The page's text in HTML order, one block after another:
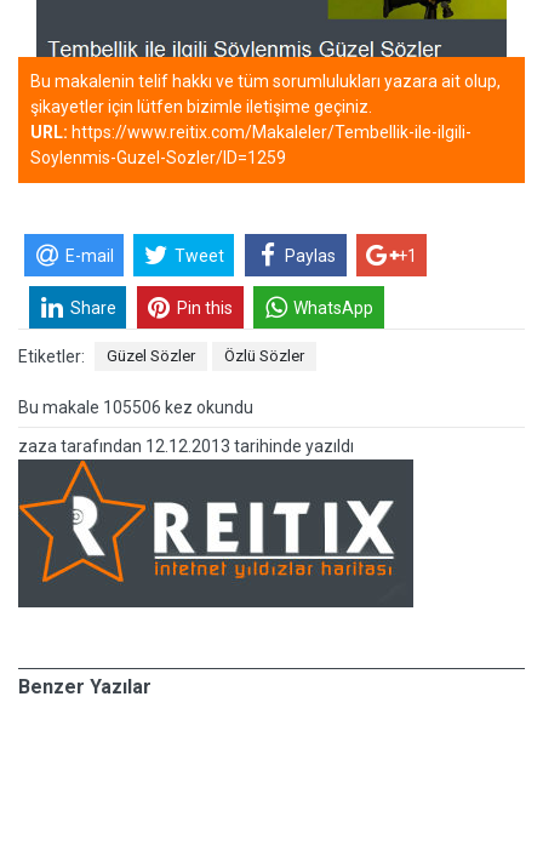
Bu makalenin telif hakkı ve tüm sorumlulukları yazara ait olup,
şikayetler için lütfen bizimle iletişime geçiniz.
URL: https://www.reitix.com/Makaleler/Tembellik-ile-ilgili-
Soylenmis-Guzel-Sozler/ID=1259
E-mail Tweet Paylas +1
Share Pin this WhatsApp
Etiketler: Güzel Sözler Özlü Sözler
Bu makale 105506 kez okundu
zaza tarafından 12.12.2013 tarihinde yazıldı
Benzer Yazılar